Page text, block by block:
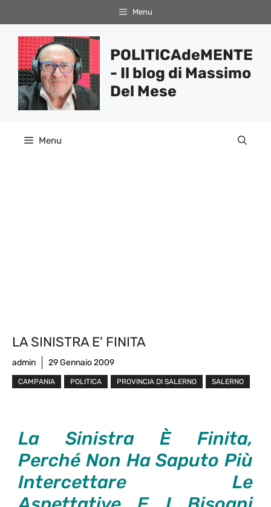
al
contenuto
Menu
POLITICAdeMENTE
- Il blog di Massimo
Del Mese
Menu
LA SINISTRA E' FINITA
admin 29 Gennaio 2009
CAMPANIA POLITICA PROVINCIA DI SALERNO SALERNO
La Sinistra È Finita,
Perché Non Ha Saputo Più
Intercettare Le